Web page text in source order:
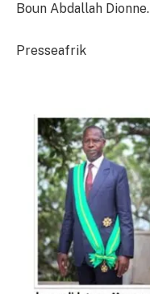
Boun Abdallah Dionne.
Presseafrik